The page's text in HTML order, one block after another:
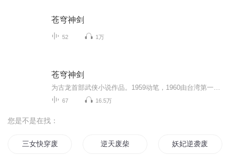
苍穹神剑
52 1万
苍穹神剑
67 16.5万
您是不是在找：
三女快穿废柴小姐逆袭 逆天废柴 妖妃逆袭废柴宠